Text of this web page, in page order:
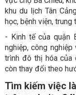
khu du lịch Tân
học, bệnh viện,
- Kinh tế của quận
nghiệp, công
trình đô thị hóa của
còn thay đổi theo
Tìm kiếm việc